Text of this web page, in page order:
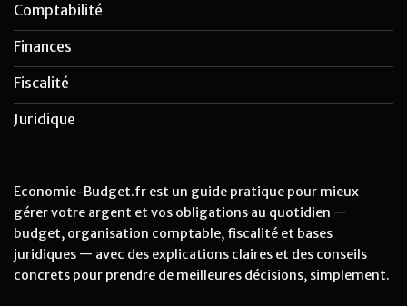
Comptabilité
Finances
Fiscalité
Juridique
Economie-Budget.fr est un guide pratique pour mieux
gérer votre argent et vos obligations au quotidien —
budget, organisation comptable, fiscalité et bases
juridiques — avec des explications claires et des conseils
concrets pour prendre de meilleures décisions, simplement.